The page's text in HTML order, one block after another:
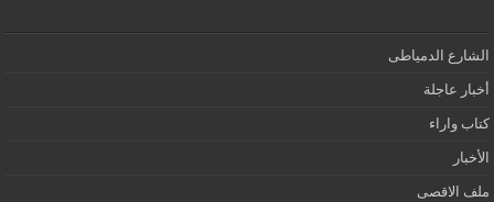
الشارع الدمياطى
أخبار عاجلة
كتاب واراء
الأخبار
ملف الاقصى